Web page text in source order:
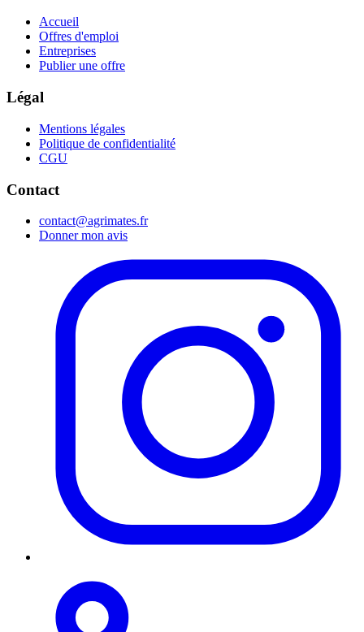
Accueil
Offres d'emploi
Entreprises
Publier une offre
Légal
Mentions légales
Politique de confidentialité
CGU
Contact
contact@agrimates.fr
Donner mon avis